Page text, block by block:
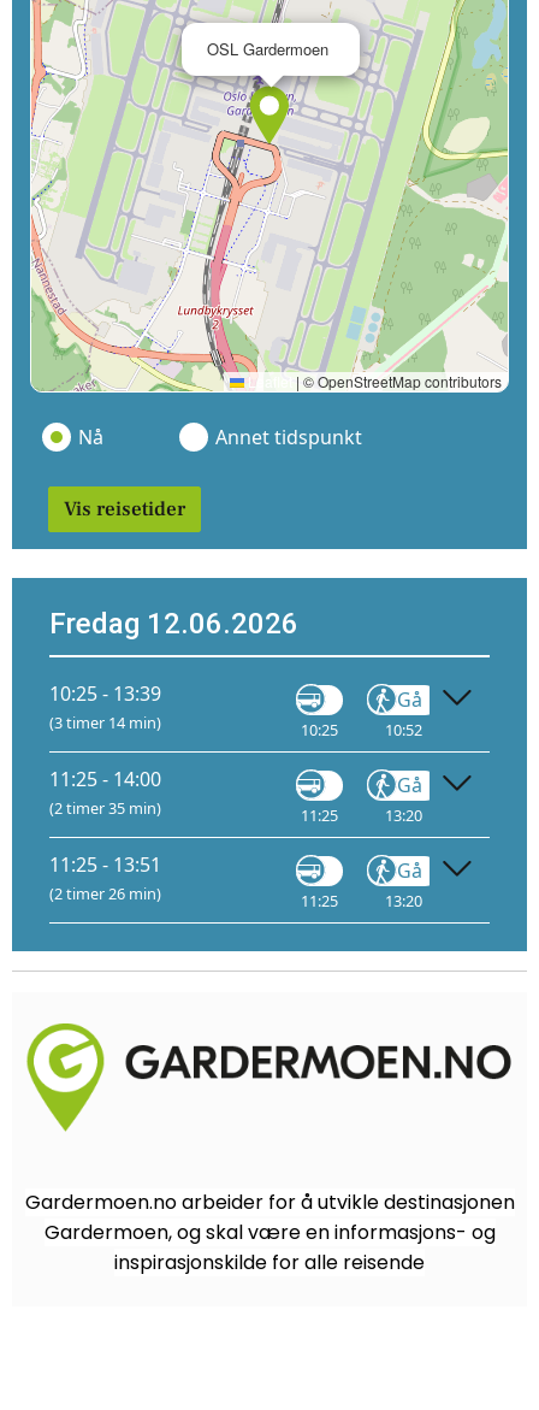
OSL Gardermoen
Leaflet | © OpenStreetMap contributors
Nå Annet tidspunkt
Vis reisetider
Fredag 12.06.2026
10:25 - 13:39
(3 timer 14 min) 10:25
Gå
10:52
11:25 - 14:00
(2 timer 35 min) 11:25
Gå
13:20
11:25 - 13:51
(2 timer 26 min) 11:25
Gå
13:20
Gardermoen.no arbeider for å utvikle destinasjonen
Gardermoen, og skal være en informasjons- og
inspirasjonskilde for alle reisende